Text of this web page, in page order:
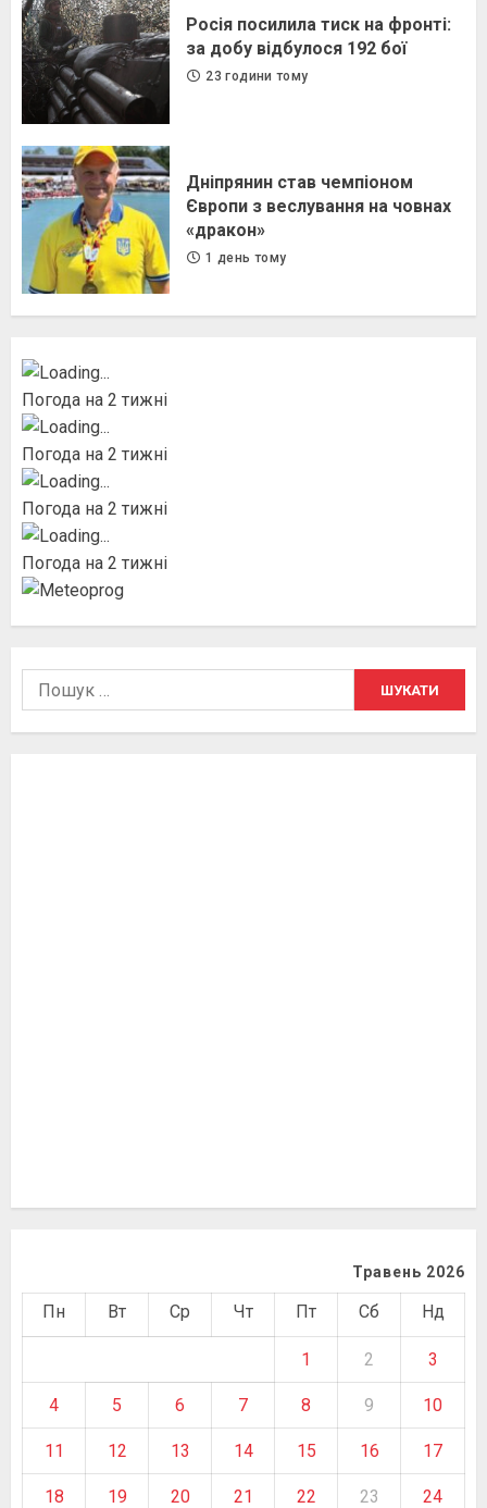
Росія посилила тиск на фронті:
за добу відбулося 192 бої
23 години тому
Дніпрянин став чемпіоном
Європи з веслування на човнах
«дракон»
1 день тому
Погода на 2 тижні
Погода на 2 тижні
Погода на 2 тижні
Погода на 2 тижні
Пошук:
Травень 2026
Пн Вт Ср Чт Пт Сб Нд
1 2 3
4 5 6 7 8 9 10
11 12 13 14 15 16 17
18 19 20 21 22 23 24